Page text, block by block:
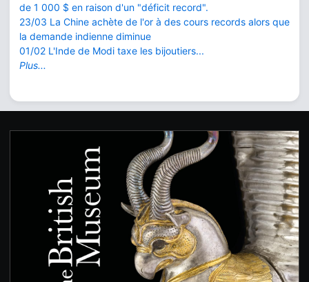
de 1 000 $ en raison d'un "déficit record".
23/03 La Chine achète de l'or à des cours records alors que
la demande indienne diminue
01/02 L'Inde de Modi taxe les bijoutiers...
Plus...